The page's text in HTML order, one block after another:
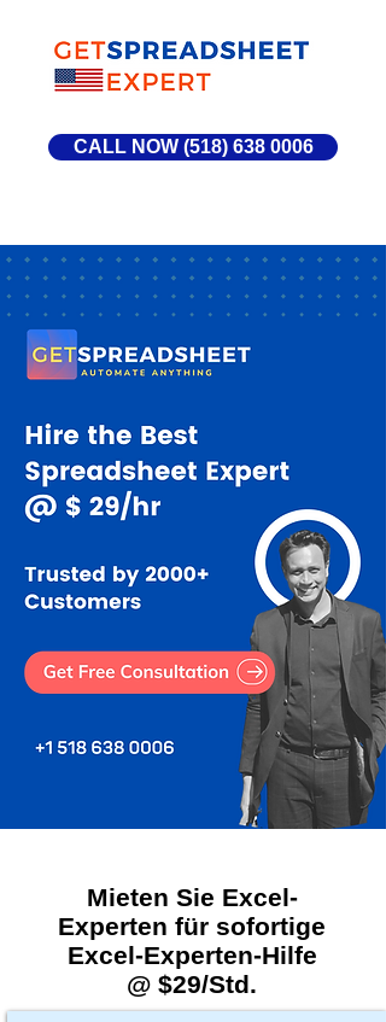
CALL NOW (518) 638 0006
Mieten Sie Excel-
Experten für sofortige
Excel-Experten-Hilfe
@ $29/Std.